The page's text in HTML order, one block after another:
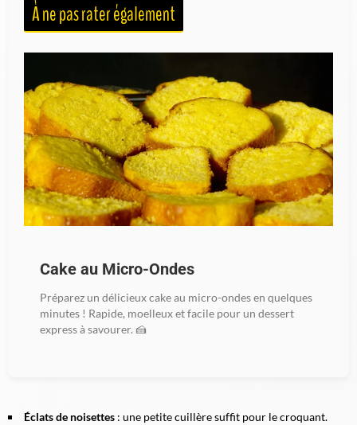
À ne pas rater également
Cake au Micro-Ondes
Préparez un délicieux cake au micro-ondes en quelques
minutes ! Rapide, moelleux et facile pour un dessert
express à savourer. 🍰
Éclats de noisettes : une petite cuillère suffit pour le croquant.